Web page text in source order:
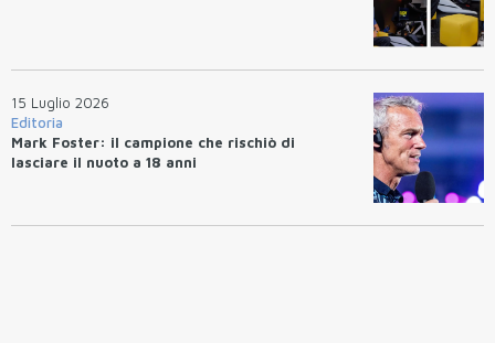
15 Luglio 2026
Editoria
Mark Foster: il campione che rischiò di
lasciare il nuoto a 18 anni